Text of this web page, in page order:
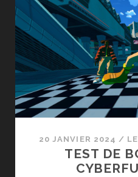
20 JANVIER 2024 /
TEST DE